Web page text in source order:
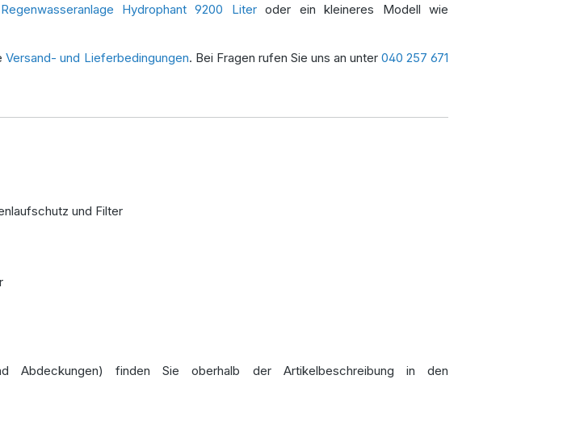
Regenwasseranlage Hydrophant 9200 Literoder ein kleineres Modell wie
Versand- und Lieferbedingungen. Bei Fragen rufen Sie uns an unter 040 257 671
und Filter
Abdeckungen) finden Sie oberhalb der Artikelbeschreibung in den